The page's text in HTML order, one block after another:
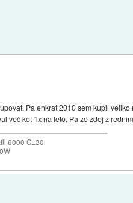
Pa enkrat 2010 sem kupil veliko
več kot 1x na leto. Pa že zdej z
6000 CL30